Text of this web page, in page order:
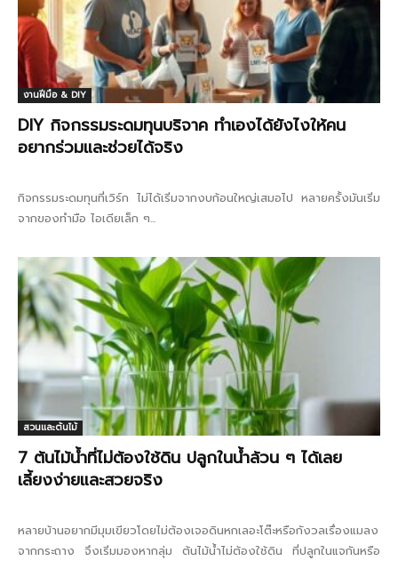
งานฝีมือ & DIY
DIY กิจกรรมระดมทุนบริจาค ทำเองได้ยังไงให้คน
อยากร่วมและช่วยได้จริง
กิจกรรมระดมทุนที่เวิร์ก ไม่ได้เริ่มจากงบก้อนใหญ่เสมอไป หลายครั้งมันเริ่ม
จากของทำมือ ไอเดียเล็ก ๆ...
สวนและต้นไม้
7 ต้นไม้น้ำที่ไม่ต้องใช้ดิน ปลูกในน้ำล้วน ๆ ได้เลย
เลี้ยงง่ายและสวยจริง
หลายบ้านอยากมีมุมเขียวโดยไม่ต้องเจอดินหกเลอะโต๊ะหรือกังวลเรื่องแมลง
จากกระถาง จึงเริ่มมองหากลุ่ม ต้นไม้น้ำไม่ต้องใช้ดิน ที่ปลูกในแจกันหรือ